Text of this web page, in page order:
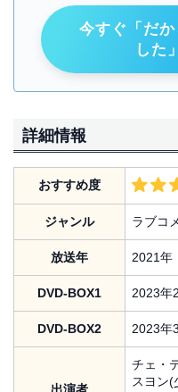
今すぐ「だ
した
詳細情報
おすすめ度
ジャンル ラブコ
放送年 2021年
DVD-BOX1 2023年
DVD-BOX2 2023年
チェ・
スヨン(